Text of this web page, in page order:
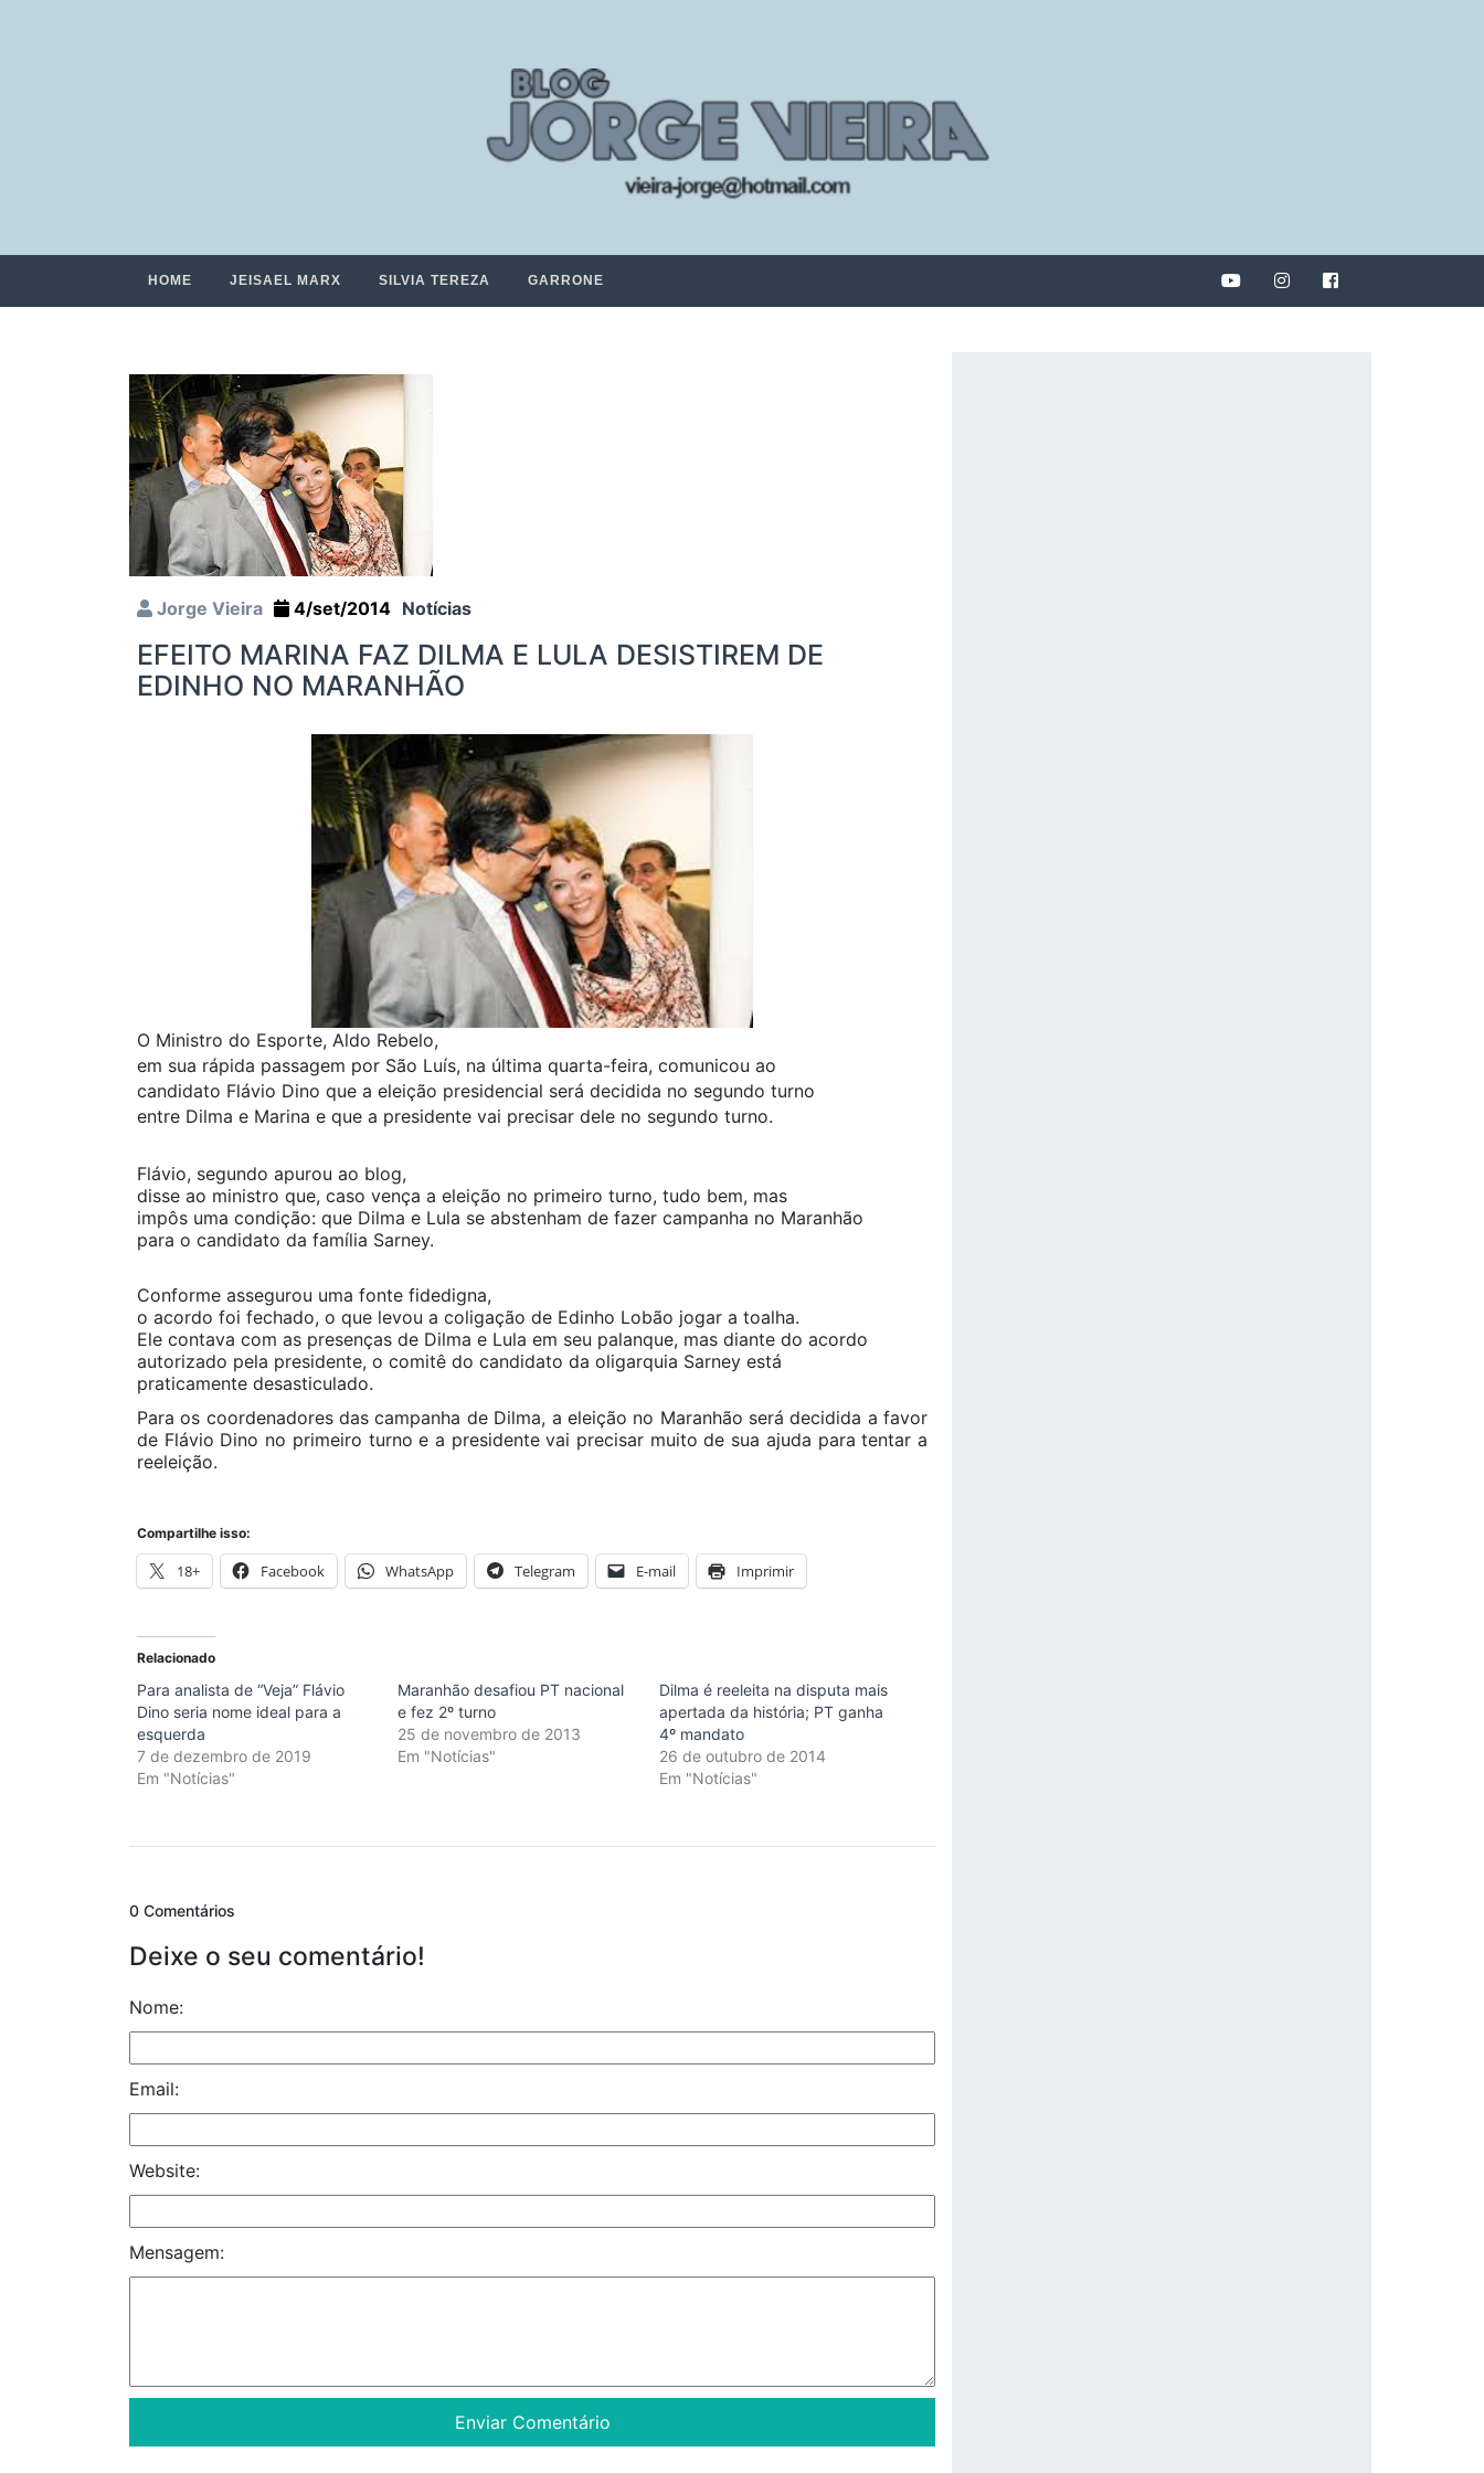
HOME JEISAEL MARX SILVIA TEREZA GARRONE
Jorge Vieira 4/set/2014 Notícias
EFEITO MARINA FAZ DILMA E LULA DESISTIREM DE
EDINHO NO MARANHÃO
O Ministro do Esporte, Aldo Rebelo,
em sua rápida passagem por São Luís, na última quarta-feira, comunicou ao
candidato Flávio Dino que a eleição presidencial será decidida no segundo turno
entre Dilma e Marina e que a presidente vai precisar dele no segundo turno.
Flávio, segundo apurou ao blog,
disse ao ministro que, caso vença a eleição no primeiro turno, tudo bem, mas
impôs uma condição: que Dilma e Lula se abstenham de fazer campanha no Maranhão
para o candidato da família Sarney.
Conforme assegurou uma fonte fidedigna,
o acordo foi fechado, o que levou a coligação de Edinho Lobão jogar a toalha.
Ele contava com as presenças de Dilma e Lula em seu palanque, mas diante do acordo
autorizado pela presidente, o comitê do candidato da oligarquia Sarney está
praticamente desasticulado.
Para os coordenadores das campanha de Dilma, a eleição no Maranhão será decidida a favor
de Flávio Dino no primeiro turno e a presidente vai precisar muito de sua ajuda para tentar a
reeleição.
Compartilhe isso:
18+ Facebook WhatsApp Telegram E-mail Imprimir
Relacionado
Para analista de “Veja” Flávio
Dino seria nome ideal para a
esquerda
7 de dezembro de 2019
Em "Notícias"
Maranhão desafiou PT nacional
e fez 2º turno
25 de novembro de 2013
Em "Notícias"
Dilma é reeleita na disputa mais
apertada da história; PT ganha
4º mandato
26 de outubro de 2014
Em "Notícias"
0 Comentários
Deixe o seu comentário!
Nome:
Email:
Website:
Mensagem: